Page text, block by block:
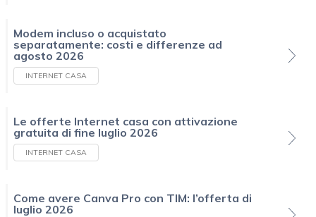
Modem incluso o acquistato
separatamente: costi e differenze ad
agosto 2026
INTERNET CASA
Le offerte Internet casa con attivazione
gratuita di fine luglio 2026
INTERNET CASA
Come avere Canva Pro con TIM: l’offerta di
luglio 2026